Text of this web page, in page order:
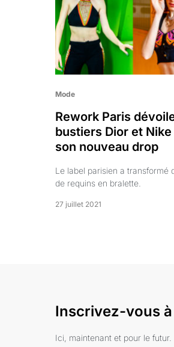
Mode
Rework Paris
bustiers Dior et Nike
son nouveau drop
Le label parisien a transformé
de requins en bralette.
27 juillet 2021
Inscrivez-vous
Ici, maintenant et pour le futur.